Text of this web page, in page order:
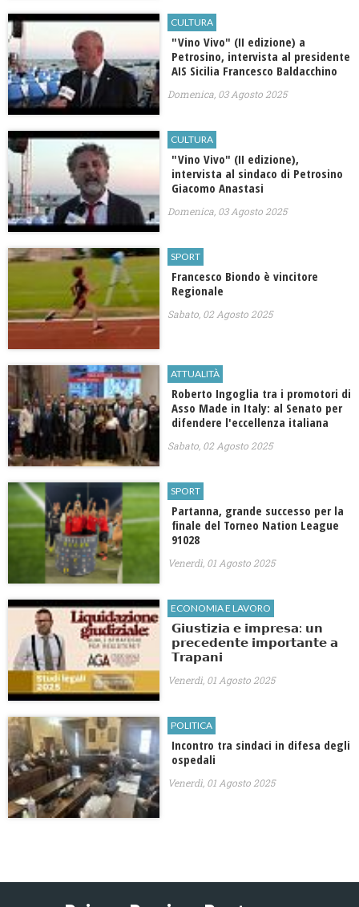
CULTURA
"Vino Vivo" (II edizione) a
Petrosino, intervista al presidente
AIS Sicilia Francesco Baldacchino
Domenica, 03 Agosto 2025
CULTURA
"Vino Vivo" (II edizione),
intervista al sindaco di Petrosino
Giacomo Anastasi
Domenica, 03 Agosto 2025
SPORT
Francesco Biondo è vincitore
Regionale
Sabato, 02 Agosto 2025
ATTUALITÀ
Roberto Ingoglia tra i promotori di
Asso Made in Italy: al Senato per
difendere l'eccellenza italiana
Sabato, 02 Agosto 2025
SPORT
Partanna, grande successo per la
finale del Torneo Nation League
91028
Venerdì, 01 Agosto 2025
ECONOMIA E LAVORO
𝗚𝗶𝘂𝘀𝘁𝗶𝘇𝗶𝗮 𝗲 𝗶𝗺𝗽𝗿𝗲𝘀𝗮: 𝘂𝗻
𝗽𝗿𝗲𝗰𝗲𝗱𝗲𝗻𝘁𝗲 𝗶𝗺𝗽𝗼𝗿𝘁𝗮𝗻𝘁𝗲 𝗮
𝗧𝗿𝗮𝗽𝗮𝗻𝗶
Venerdì, 01 Agosto 2025
POLITICA
Incontro tra sindaci in difesa degli
ospedali
Venerdì, 01 Agosto 2025